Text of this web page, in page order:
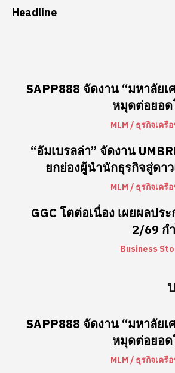
Headline
SAPP888 จัดงาน “มหาลัย
หมุดต่อยอด
MLM / ธุรกิจเครื
“อัมเบรลล่า” จัดงาน
ยกย่องผู้นำนักธุรกิจสู่ดา
MLM / ธุรกิจเครื
GGC โตต่อเนื่อง เผยผลปร
2/69 ก
Business
SAPP888 จัดงาน “มหาลัย
หมุดต่อยอด
MLM / ธุรกิจเครื